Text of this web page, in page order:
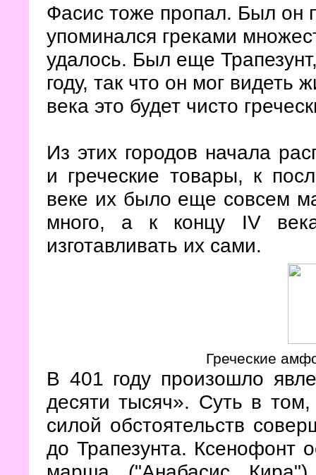
Фасис тоже пропал. Был он
упоминался греками
удалось. Был еще
году, так что он мог
века это будет чисто
Из этих городов начала
и греческие товары, к
веке их было еще совсем
много, а к концу IV
изготавливать их сами.
Греческие
В 401 году произошло
десяти тысяч». Суть в
силой обстоятельств
до Трапезунта. Ксенофонт